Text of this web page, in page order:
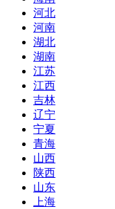
河北
河南
湖北
湖南
江苏
江西
吉林
辽宁
宁夏
青海
山西
陕西
山东
上海